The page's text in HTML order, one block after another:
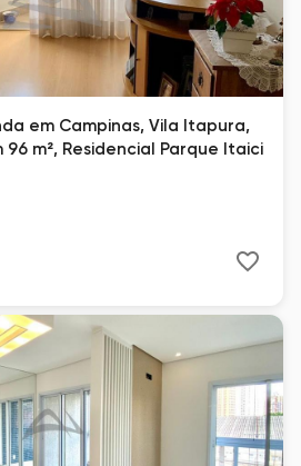
em Campinas, Vila Itapura,
m², Residencial Parque Itaici